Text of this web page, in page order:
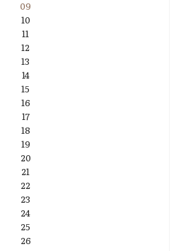
09
10
11
12
13
14
15
16
17
18
19
20
21
22
23
24
25
26